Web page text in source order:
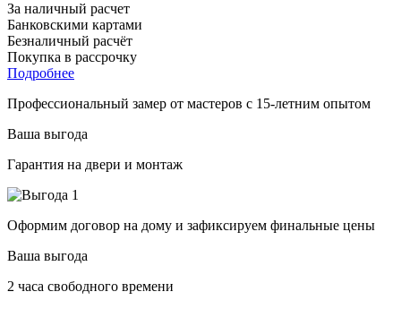
За наличный расчет
Банковскими картами
Безналичный расчёт
Покупка в рассрочку
Подробнее
Профессиональный замер от мастеров с 15-летним опытом
Ваша выгода
Гарантия на двери и монтаж
Оформим договор на дому и зафиксируем финальные цены
Ваша выгода
2 часа свободного времени